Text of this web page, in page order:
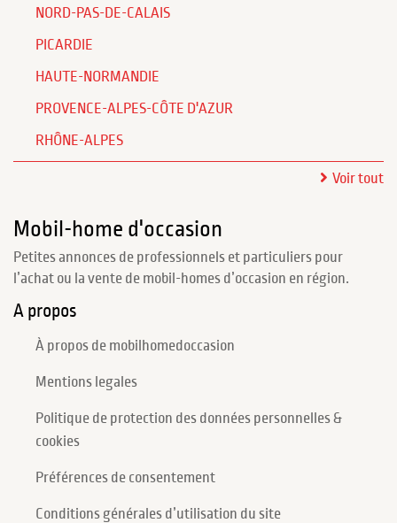
NORD-PAS-DE-CALAIS
PICARDIE
HAUTE-NORMANDIE
PROVENCE-ALPES-CÔTE D'AZUR
RHÔNE-ALPES
Voir tout
Mobil-home d'occasion
Petites annonces de professionnels et particuliers pour
l’achat ou la vente de mobil-homes d’occasion en région.
A propos
À propos de mobilhomedoccasion
Mentions legales
Politique de protection des données personnelles &
cookies
Préférences de consentement
Conditions générales d’utilisation du site